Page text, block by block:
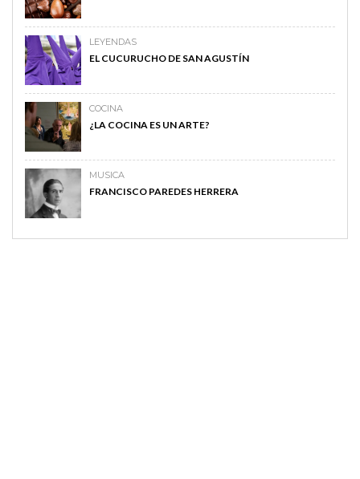
LEYENDAS
EL CUCURUCHO DE SAN AGUSTÍN
COCINA
¿LA COCINA ES UN ARTE?
MUSICA
FRANCISCO PAREDES HERRERA